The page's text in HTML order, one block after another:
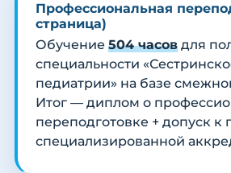
Профессиональная
страница)
Обучение 504 часов для
специальности
педиатрии» на базе
Итог — диплом о
переподготовке + допуск к
специализированной